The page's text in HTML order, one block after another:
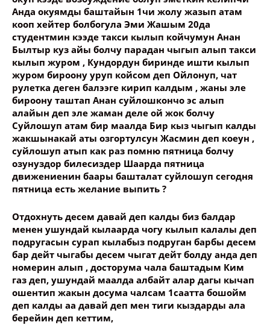
Анда окуямды баштайын 1чи жолу жазып атам
кооп хейтер болбогула Эми Жашым 20да
студентмин кээде такси кылып койчумун Анан
Былтыр куз айы болчу парадан чыгып алып такси
кылып журом , Кундордун биринде ишти кылып
журом бироону уруп койсом деп Ойлонуп, чат
рулетка деген балээге кирип калдым , жаны эле
бироону таштап Анан суйлошкончо эс алып
алайын деп эле жаман деле ой жок болчу
Суйлошуп атам бир маалда Бир кыз чыгып калды
жакшынакай аты озгортулсун Жасмин деп коеун ,
суйлошуп атып как раз помню пятница болчу
озунуздор билесиздер Шаарда пятница
движениенин баары башталат суйлошуп сегодня
пятница есть желание выпить ?
Отдохнуть десем давай деп калды биз балдар
менен ушундай кылаарда чогу кылып калалы деп
подругасын сурап кылабыз подруган барбы десем
бар дейт чыгабы десем чыгат дейт болду анда деп
номерин алып , досторума чала баштадым Ким
газ деп, ушундай маалда албайт алар дагы кычап
ошентип жакын досума чалсам 1саатта бошойм
деп калды аа давай деп мен тиги кыздарды ала
берейин деп кеттим,